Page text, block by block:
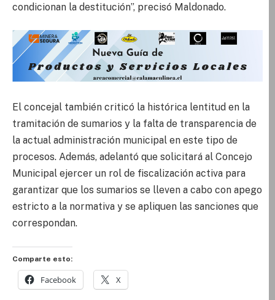
condicionan la destitución”, precisó Maldonado.
El concejal también criticó la histórica lentitud en la
tramitación de sumarios y la falta de transparencia de
la actual administración municipal en este tipo de
procesos. Además, adelantó que solicitará al Concejo
Municipal ejercer un rol de fiscalización activa para
garantizar que los sumarios se lleven a cabo con apego
estricto a la normativa y se apliquen las sanciones que
correspondan.
Comparte esto:
Facebook X